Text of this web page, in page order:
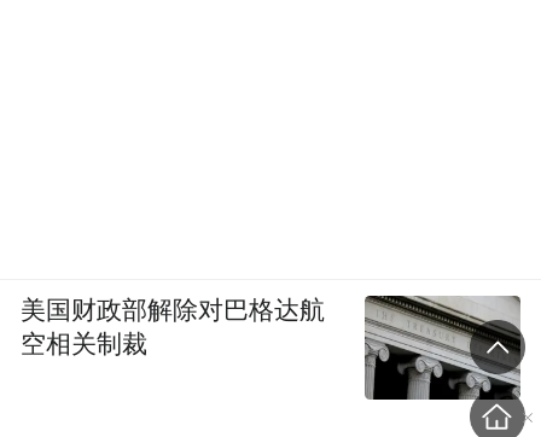
美国财政部解除对巴格达航
空相关制裁